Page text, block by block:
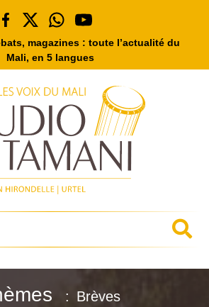
magazines : toute l’actualité du
Mali, en 5 langues
Brèves